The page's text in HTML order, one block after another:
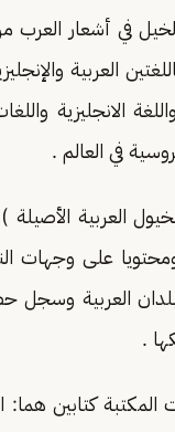
في أشعار العرب
في العالم .
العربية الأصيلة
على وجهات
العربية وسجل
.
المكتبة كتابين